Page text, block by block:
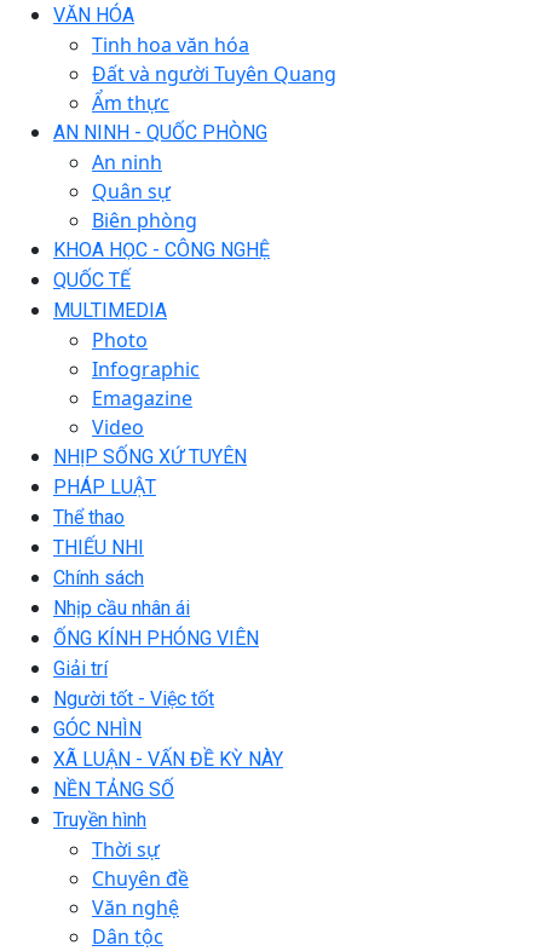
VĂN HÓA
Tinh hoa văn hóa
Đất và người Tuyên Quang
Ẩm thực
AN NINH - QUỐC PHÒNG
An ninh
Quân sự
Biên phòng
KHOA HỌC - CÔNG NGHỆ
QUỐC TẾ
MULTIMEDIA
Photo
Infographic
Emagazine
Video
NHỊP SỐNG XỨ TUYÊN
PHÁP LUẬT
Thể thao
THIẾU NHI
Chính sách
Nhịp cầu nhân ái
ỐNG KÍNH PHÓNG VIÊN
Giải trí
Người tốt - Việc tốt
GÓC NHÌN
XÃ LUẬN - VẤN ĐỀ KỲ NÀY
NỀN TẢNG SỐ
Truyền hình
Thời sự
Chuyên đề
Văn nghệ
Dân tộc